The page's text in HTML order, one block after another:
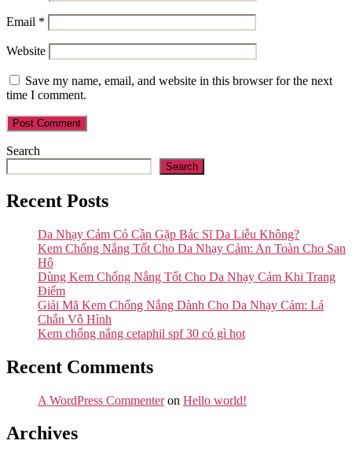
Email *
Website
Save my name, email, and website in this browser for the next
time I comment.
Search
Search
Recent Posts
Da Nhạy Cảm Có Cần Gặp Bác Sĩ Da Liễu Không?
Kem Chống Nắng Tốt Cho Da Nhạy Cảm: An Toàn Cho San
Hô
Dùng Kem Chống Nắng Tốt Cho Da Nhạy Cảm Khi Trang
Điểm
Giải Mã Kem Chống Nắng Dành Cho Da Nhạy Cảm: Lá
Chắn Vô Hình
Kem chống nắng cetaphil spf 30 có gì hot
Recent Comments
A WordPress Commenteron Hello world!
Archives